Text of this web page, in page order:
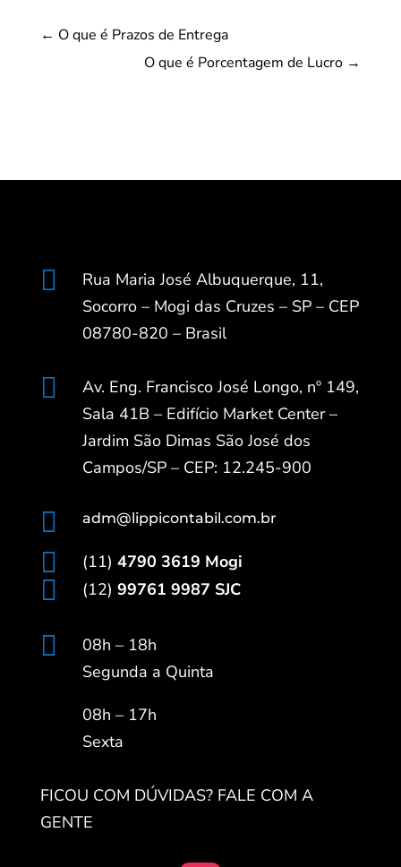
← O que é Prazos de Entrega
O que é Porcentagem de Lucro →

Rua Maria José Albuquerque, 11,
Socorro – Mogi das Cruzes – SP – CEP
08780-820 – Brasil

Av. Eng. Francisco José Longo, nº 149,
Sala 41B – Edifício Market Center –
Jardim São Dimas São José dos
Campos/SP – CEP: 12.245-900
 adm@lippicontabil.com.br
 (11) 4790 3619 Mogi
 (12) 99761 9987 SJC

08h – 18h
Segunda a Quinta
08h – 17h
Sexta
FICOU COM DÚVIDAS? FALE COM A
GENTE